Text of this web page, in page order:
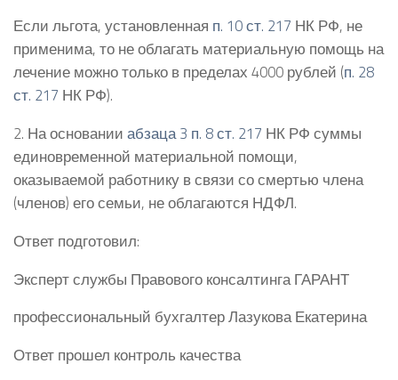
Если льгота, установленная п. 10 ст. 217 НК РФ, не
применима, то не облагать материальную помощь на
лечение можно только в пределах 4000 рублей (п. 28
ст. 217 НК РФ).
2. На основании абзаца 3 п. 8 ст. 217 НК РФ суммы
единовременной материальной помощи,
оказываемой работнику в связи со смертью члена
(членов) его семьи, не облагаются НДФЛ.
Ответ подготовил:
Эксперт службы Правового консалтинга ГАРАНТ
профессиональный бухгалтер Лазукова Екатерина
Ответ прошел контроль качества